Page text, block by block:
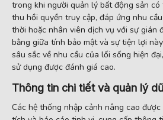
trong khi người quản lý bất động sản có
thu hồi quyền truy cập, đáp ứng nhu
thời hoặc nhân viên dịch vụ với sự gián
bằng giữa tính bảo mật và sự tiện lợi
sâu sắc về nhu cầu của lối sống hiện
sử dụng được đánh giá cao.
Thông tin chi tiết và quản lý
Các hệ thống nhập cảnh nâng cao